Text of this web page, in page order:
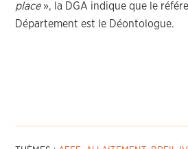
place», la DGA indique que le
Département est le Déontologue.